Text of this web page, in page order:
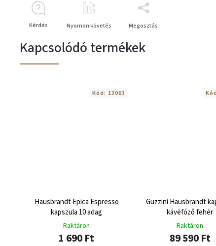
Kérdés Nyomon követés Megosztás
Kapcsolódó termékek
Hausbrandt Epica Espresso
kapszula 10 adag
Raktáron
1 690 Ft
Kód: 13063
Guzzini Hausbrandt
kávéfőző fehér
Raktáron
89 590 Ft